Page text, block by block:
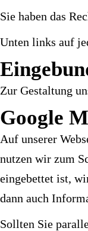
Sie haben das
Unten links auf
Zur Gestaltung
Google
Auf unserer
nutzen wir zum
eingebettet ist,
dann auch
Sollten Sie